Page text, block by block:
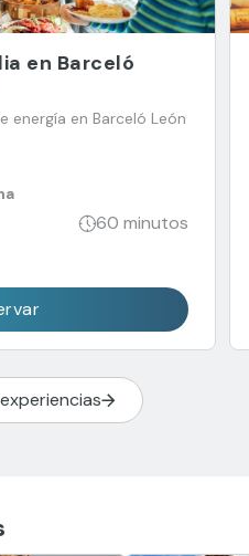
en Barceló
energía en Barceló León
60 minutos